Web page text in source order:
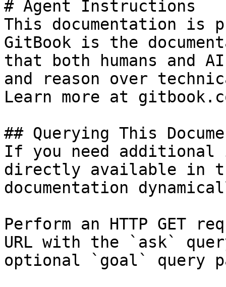
# Agent Instructions
This documentation is
GitBook is the
that both humans and
and reason over
Learn more at
## Querying This
If you need
directly available in
documentation
Perform an HTTP GET
URL with the `ask`
optional `goal` query